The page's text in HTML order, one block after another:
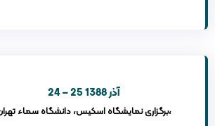
24 – 25 آذر 1388
برگزاری نمایشگاه اسکیس، دانشگاه سماء تهران،